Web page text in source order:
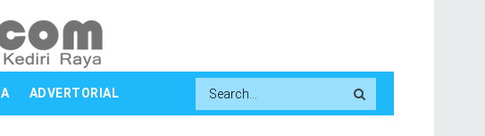
ADVERTORIAL